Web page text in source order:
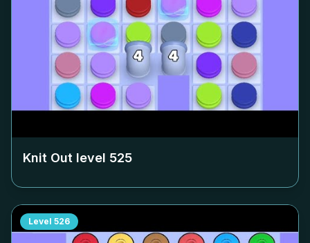
Knit Out level 525
Level 526